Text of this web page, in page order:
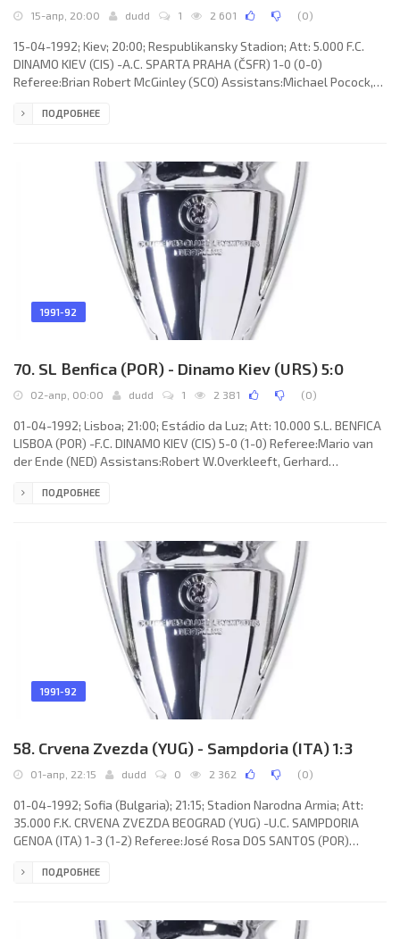
15-апр, 20:00 dudd 1 2 601 (0)
15-04-1992; Kiev; 20:00; Respublikansky Stadion; Att: 5.000 F.C.
DINAMO KIEV (CIS) -A.C. SPARTA PRAHA (ČSFR) 1-0 (0-0)
Referee:Brian Robert McGinley (SCO) Assistans:Michael Pocock,
DINAMO (coach: Anatoly Puzach): Valdemaras Martinkėnas, Oleg
Ternavsky 25), Sergey Kovalets, Stepan Betsa, Oleg Salenko, Yuri
ПОДРОБНЕЕ
1991-92
70. SL Benfica (POR) - Dinamo Kiev (URS) 5:0
02-апр, 00:00 dudd 1 2 381 (0)
01-04-1992; Lisboa; 21:00; Estádio da Luz; Att: 10.000 S.L. BENFICA
LISBOA (POR) -F.C. DINAMO KIEV (CIS) 5-0 (1-0) Referee:Mario van
der Ende (NED) Assistans:Robert W.Overkleeft, Gerhard
25; 2-0 CÉSAR Gonçalves de BRITO Duarte 62; 3-0 ISAÍAS Marques
Barros “NENO”, JOSÉ CARLOS Martins Ferreira, PAULO Sérgio
ПОДРОБНЕЕ
1991-92
58. Crvena Zvezda (YUG) - Sampdoria (ITA) 1:3
01-апр, 22:15 dudd 0 2 362 (0)
01-04-1992; Sofia (Bulgaria); 21:15; Stadion Narodna Armia; Att:
35.000 F.K. CRVENA ZVEZDA BEOGRAD (YUG) -U.C. SAMPDORIA
GENOA (ITA) 1-3 (1-2) Referee:José Rosa DOS SANTOS (POR)
Gomes de Carvalho (POR) Goals: 1-0 Siniša Mihajlović 19; 1-1
Popović): Zvonko Milojević, Duško Radinović (Ilija Ivić 75), Milorad
ПОДРОБНЕЕ